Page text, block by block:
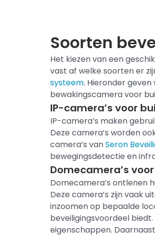
Soorten
Het kiezenvan een
vast af welke soorten er
systeem. Hieronder geven
bewakingscamera voor
IP-camera’s voor
IP-camera’s maken
Deze camera’s worden
camera’s vanSeron
bewegingsdetectie en
Domecamera’s
Domecamera’s ontlenen
Deze camera’s zijn vaak
inzoomen op bepaalde
beveiligingsvoordeel
eigenschappen.